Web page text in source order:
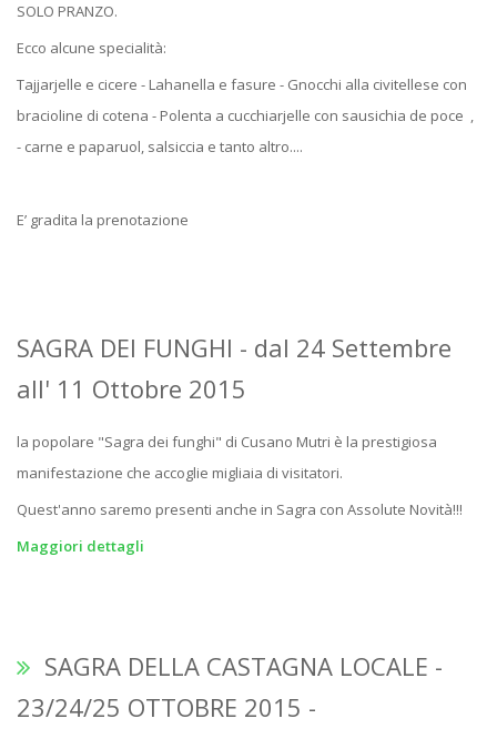
SOLO PRANZO.
Ecco alcune specialità:
Tajjarjelle e cicere - Lahanella e fasure - Gnocchi alla civitellese con
bracioline di cotena - Polenta a cucchiarjelle con sausichia de poce ,
- carne e paparuol, salsiccia e tanto altro....
E’ gradita la prenotazione
SAGRA DEI FUNGHI - dal 24 Settembre
all' 11 Ottobre 2015
la popolare "Sagra dei funghi" di Cusano Mutri è la prestigiosa
manifestazione che accoglie migliaia di visitatori.
Quest'anno saremo presenti anche in Sagra con Assolute Novità!!!
Maggiori dettagli
SAGRA DELLA CASTAGNA LOCALE -
23/24/25 OTTOBRE 2015 -